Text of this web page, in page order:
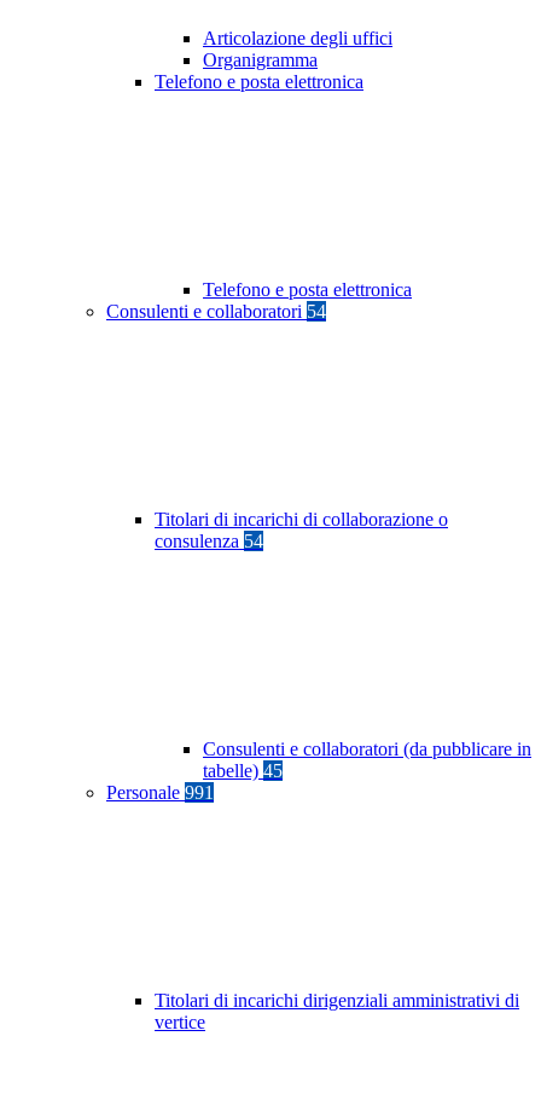
Articolazione degli uffici
Organigramma
Telefono e posta elettronica
Telefono e posta elettronica
Consulenti e collaboratori 54
Titolari di incarichi di collaborazione o
consulenza 54
Consulenti e collaboratori (da pubblicare in
tabelle) 45
Personale 991
Titolari di incarichi dirigenziali amministrativi di
vertice